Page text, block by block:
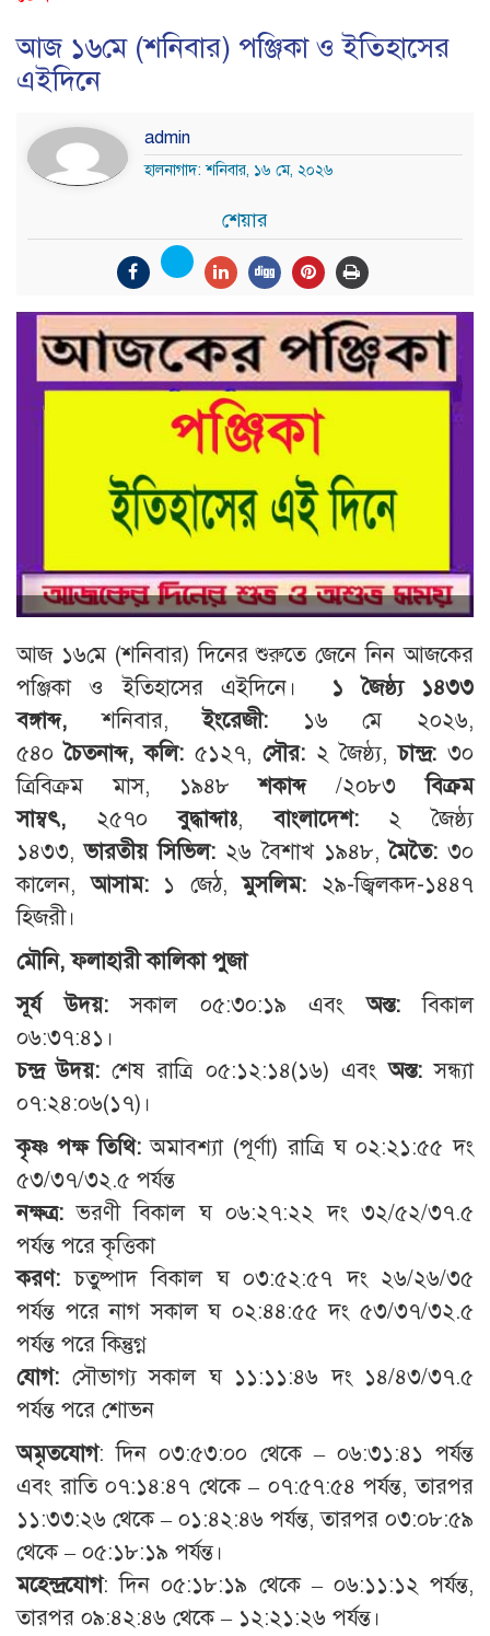
আজ ১৬মে (শনিবার) পঞ্জিকা ও ইতিহাসের
এইদিনে
admin
হালনাগাদ: শনিবার, ১৬ মে, ২০২৬
শেয়ার
আজ ১৬মে (শনিবার) দিনের শুরুতে জেনে নিন আজকের
পঞ্জিকা ও ইতিহাসের এইদিনে।
১ জৈষ্ঠ্য ১৪৩৩
বঙ্গাব্দ, শনিবার,ইংরেজী: ১৬ মে ২০২৬,
৫৪০চৈতনাব্দ, কলি: ৫১২৭, সৌর: ২ জৈষ্ঠ্য,চান্দ্র: ৩০
ত্রিবিক্রম মাস, ১৯৪৮শকাব্দ/২০৮৩বিক্রম
সাম্বৎ, ২৫৭০বুদ্ধাব্দাঃ,বাংলাদেশ: ২ জৈষ্ঠ্য
১৪৩৩,ভারতীয় সিভিল: ২৬ বৈশাখ ১৯৪৮,মৈতৈ:৩০
কালেন,আসাম:১ জেঠ,মুসলিম: ২৯-জ্বিলকদ-১৪৪৭
হিজরী।
মৌনি, ফলাহারী কালিকা পুজা
সূর্য উদয়:সকাল ০৫:৩০:১৯ এবংঅস্ত:বিকাল
০৬:৩৭:৪১।
চন্দ্র উদয়: শেষ রাত্রি ০৫:১২:১৪(১৬) এবংঅস্ত:সন্ধ্যা
০৭:২৪:০৬(১৭)।
কৃষ্ণ পক্ষ তিথি:অমাবশ্যা (পূর্ণা) রাত্রি ঘ ০২:২১:৫৫ দং
৫৩/৩৭/৩২.৫ পর্যন্ত
নক্ষত্র: ভরণী বিকাল ঘ ০৬:২৭:২২ দং ৩২/৫২/৩৭.৫
পর্যন্ত পরে কৃত্তিকা
করণ: চতুষ্পাদ বিকাল ঘ ০৩:৫২:৫৭ দং ২৬/২৬/৩৫
পর্যন্ত পরে নাগ সকাল ঘ ০২:৪৪:৫৫ দং ৫৩/৩৭/৩২.৫
পর্যন্ত পরে কিন্তুগ্ন
যোগ: সৌভাগ্য সকাল ঘ ১১:১১:৪৬ দং ১৪/৪৩/৩৭.৫
পর্যন্ত পরে শোভন
অমৃতযোগ: দিন ০৩:৫৩:০০ থেকে – ০৬:৩১:৪১ পর্যন্ত
এবং রাতি ০৭:১৪:৪৭ থেকে – ০৭:৫৭:৫৪ পর্যন্ত, তারপর
১১:৩৩:২৬ থেকে – ০১:৪২:৪৬ পর্যন্ত, তারপর ০৩:০৮:৫৯
থেকে – ০৫:১৮:১৯ পর্যন্ত।
মহেন্দ্রযোগ: দিন ০৫:১৮:১৯ থেকে – ০৬:১১:১২ পর্যন্ত,
তারপর ০৯:৪২:৪৬ থেকে – ১২:২১:২৬ পর্যন্ত।